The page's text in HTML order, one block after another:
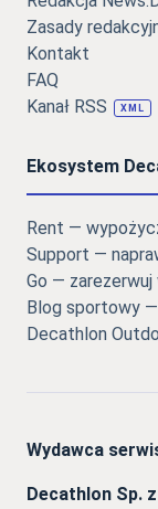
Zasady
Kontakt
FAQ
Kanał RSS
XML
Ekosystem
Rent —
Support —
Go —
Blog sportowy
Decathlon
Wydawca
Decathlon Sp.